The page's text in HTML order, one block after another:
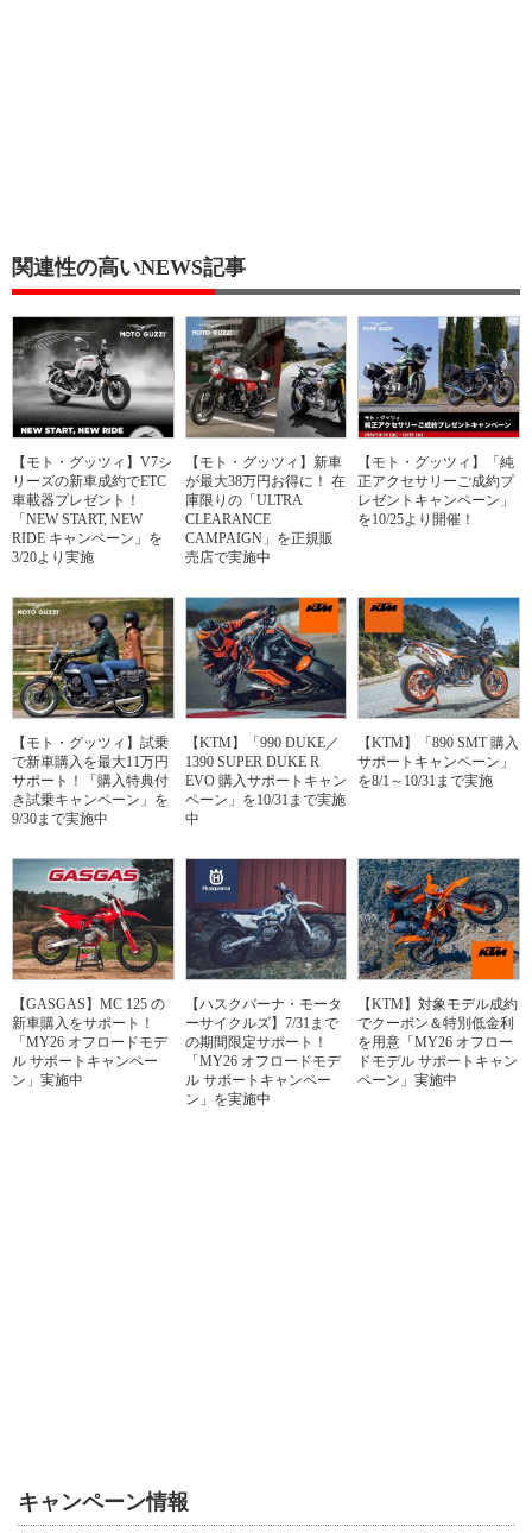
関連性の高いNEWS記事
【モト・グッツィ】V7シ
リーズの新車成約でETC
車載器プレゼント！
「NEW START, NEW
RIDE キャンペーン」を
3/20より実施
【モト・グッツィ】新車
が最大38万円お得に！ 在
庫限りの「ULTRA
CLEARANCE
CAMPAIGN」を正規販
売店で実施中
【モト・グッツィ】「純
正アクセサリーご成約プ
レゼントキャンペーン」
を10/25より開催！
【モト・グッツィ】試乗
で新車購入を最大11万円
サポート！「購入特典付
き試乗キャンペーン」を
9/30まで実施中
【KTM】「990 DUKE／
1390 SUPER DUKE R
EVO 購入サポートキャン
ペーン」を10/31まで実施
中
【KTM】「890 SMT 購入
サポートキャンペーン」
を8/1～10/31まで実施
【GASGAS】MC 125 の
新車購入をサポート！
「MY26 オフロードモデ
ル サポートキャンペー
ン」実施中
【ハスクバーナ・モータ
ーサイクルズ】7/31まで
の期間限定サポート！
「MY26 オフロードモデ
ル サポートキャンペー
ン」を実施中
【KTM】対象モデル成約
でクーポン＆特別低金利
を用意「MY26 オフロー
ドモデル サポートキャン
ペーン」実施中
キャンペーン情報